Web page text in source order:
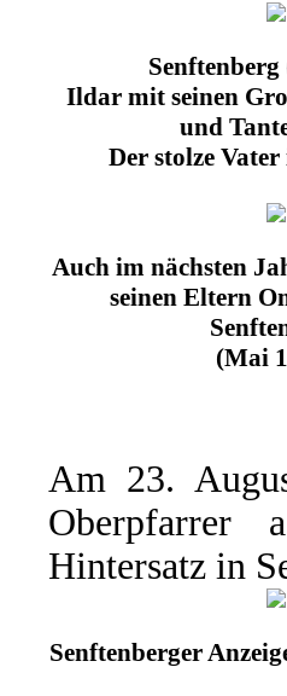
Ildar mit seinen
und
Der stolze
Auch im nächsten
seinen Eltern
(Mai
Am 23.
Oberpfarrer
Hintersatz in
Senftenberger